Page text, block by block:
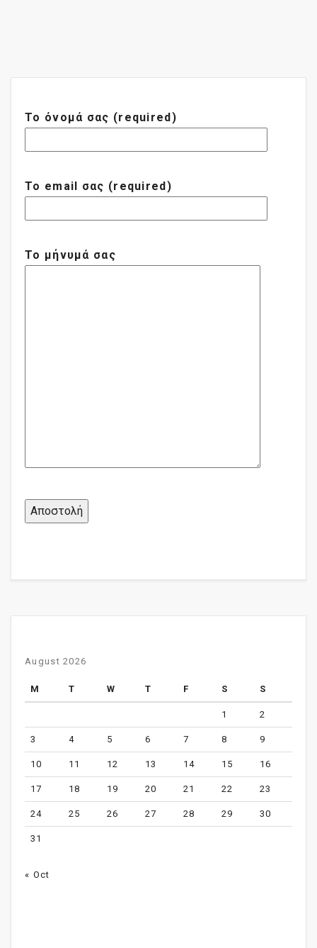
Το όνομά σας (required)
Το email σας (required)
Το μήνυμά σας
August 2026
M T W T F S S
1 2
3 4 5 6 7 8 9
10 11 12 13 14 15 16
17 18 19 20 21 22 23
24 25 26 27 28 29 30
31
« Oct